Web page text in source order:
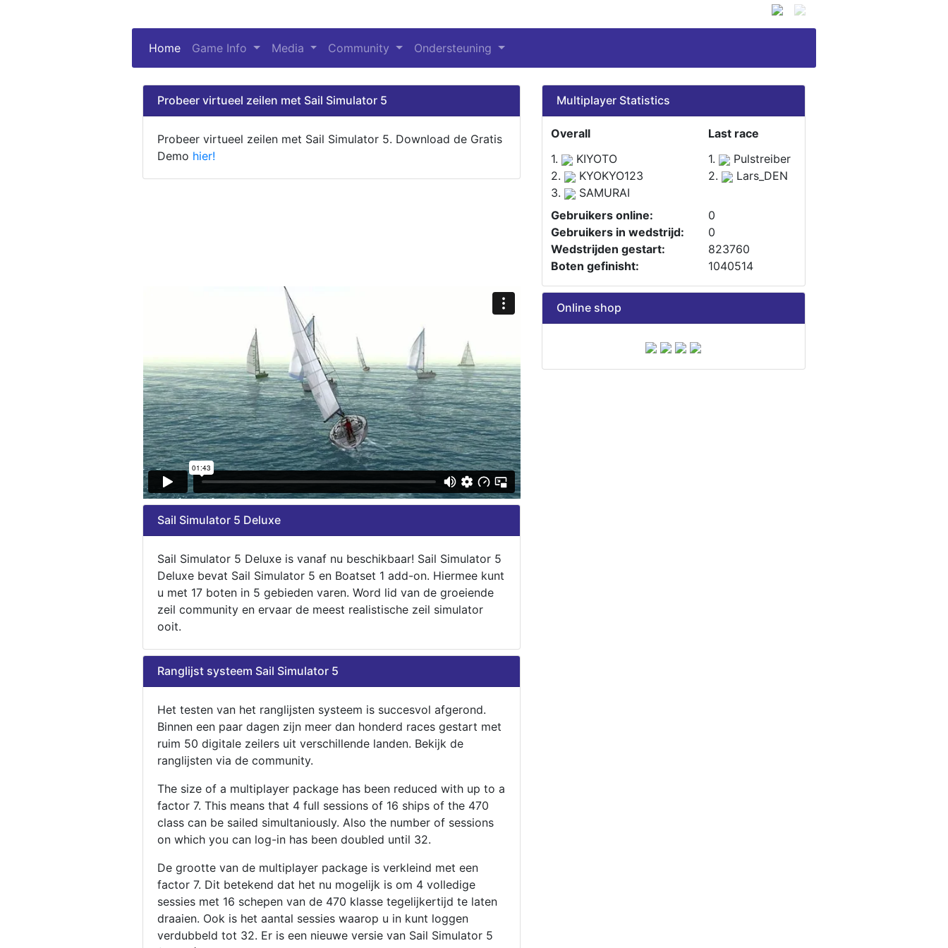
Home (current)
Game Info Media Community Ondersteuning
Probeer virtueel zeilen met Sail Simulator 5
Probeer virtueel zeilen met Sail Simulator 5. Download de Gratis
Demo hier!
Multiplayer Statistics
Overall
Last race
1.
KIYOTO 1.
Pulstreiber
2.
KYOKYO123 2.
Lars_DEN
3.
SAMURAI
Gebruikers online:
0
Gebruikers in wedstrijd:
0
Wedstrijden gestart:
823760
Boten gefinisht:
1040514
Sail Simulator 5 Deluxe
Sail Simulator 5 Deluxe is vanaf nu beschikbaar! Sail Simulator 5
Deluxe bevat Sail Simulator 5 en Boatset 1 add-on. Hiermee kunt
u met 17 boten in 5 gebieden varen. Word lid van de groeiende
zeil community en ervaar de meest realistische zeil simulator
ooit.
Ranglijst systeem Sail Simulator 5
Het testen van het ranglijsten systeem is succesvol afgerond.
Binnen een paar dagen zijn meer dan honderd races gestart met
ruim 50 digitale zeilers uit verschillende landen. Bekijk de
ranglijsten via de community.
The size of a multiplayer package has been reduced with up to a
factor 7. This means that 4 full sessions of 16 ships of the 470
class can be sailed simultaniously. Also the number of sessions
on which you can log-in has been doubled until 32.
De grootte van de multiplayer package is verkleind met een
factor 7. Dit betekend dat het nu mogelijk is om 4 volledige
sessies met 16 schepen van de 470 klasse tegelijkertijd te laten
draaien. Ook is het aantal sessies waarop u in kunt loggen
verdubbeld tot 32. Er is een nieuwe versie van Sail Simulator 5
Online shop